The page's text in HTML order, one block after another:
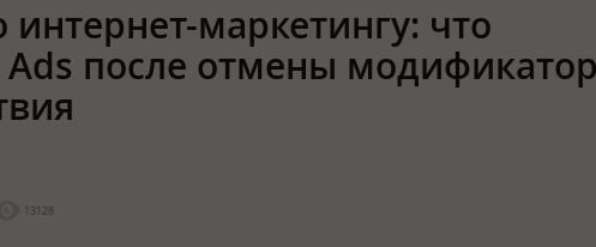
маркетингу: что
Ads после отмены
13128